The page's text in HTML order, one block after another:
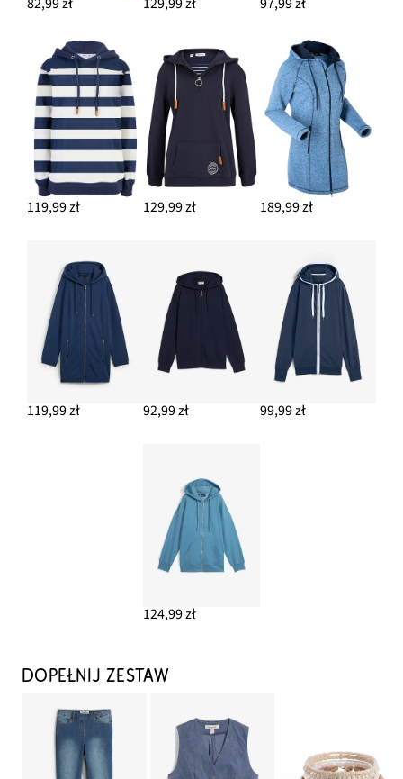
119,99 zł 129,99 zł 189,99 zł
119,99 zł 92,99 zł 99,99 zł
124,99 zł
DOPEŁNIJ ZESTAW